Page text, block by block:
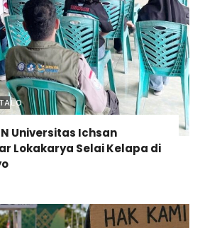
Universitas Ichsan
Lokakarya Selai Kelapa di